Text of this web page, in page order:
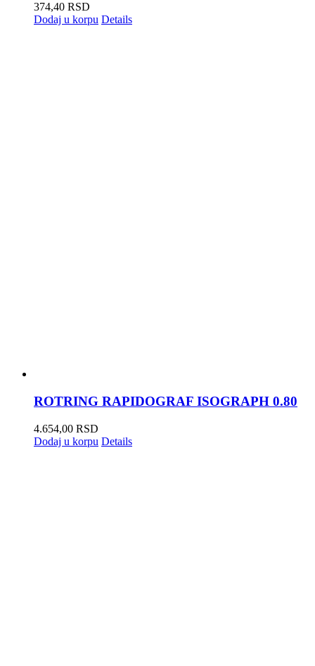
374,40 RSD
Dodaj u korpu Details
ROTRING RAPIDOGRAF ISOGRAPH 0.80
4.654,00 RSD
Dodaj u korpu Details